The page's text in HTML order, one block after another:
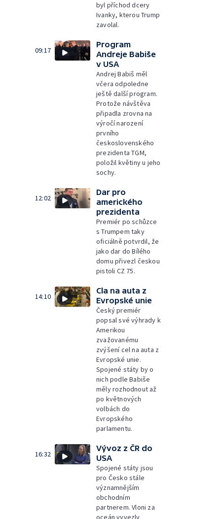
byl příchod dcery
Ivanky, kterou Trump
zavolal.
09:17
Program
Andreje Babiše
v USA
Andrej Babiš měl
včera odpoledne
ještě další program.
Protože návštěva
připadla zrovna na
výročí narození
prvního
československého
prezidenta TGM,
položil květiny u jeho
sochy.
12:02
Dar pro
amerického
prezidenta
Premiér po schůzce
s Trumpem taky
oficiálně potvrdil, že
jako dar do Bílého
domu přivezl českou
pistoli CZ 75.
14:10
Cla na auta z
Evropské unie
Český premiér
popsal své výhrady k
Amerikou
zvažovanému
zvýšení cel na auta z
Evropské unie.
Spojené státy by o
nich podle Babiše
měly rozhodnout až
po květnových
volbách do
Evropského
parlamentu.
16:32
Vývoz z ČR do
USA
Spojené státy jsou
pro Česko stále
významnějším
obchodním
partnerem. Vloni za
oceán vyvezly